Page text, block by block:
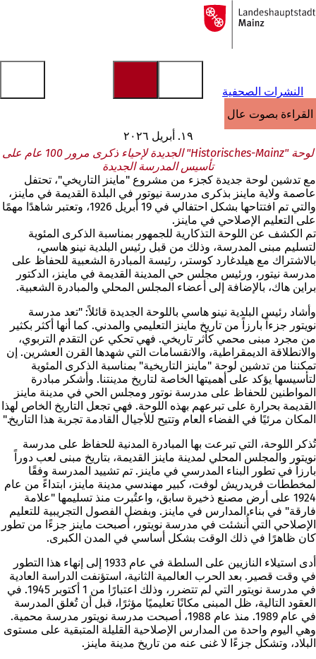
الانتقال إلى المحتوى
إلى
الصفحة
النشرات الصحفية
القراءة بصوت عالٍ
١٩. أبريل ٢٠٢٦
لوحة "Historisches-Mainz" الجديدة لإحياء ذكرى مرور 100 عام على
تأسيس المدرسة الجديدة
مع تدشين لوحة جديدة كجزء من مشروع "ماينز التاريخي"، تحتفل
عاصمة ولاية ماينز بذكرى مدرسة نيوتور في البلدة القديمة في ماينز،
والتي تم افتتاحها بشكل احتفالي في 19 أبريل 1926، وتعتبر شاهدًا مهمًا
على التعليم الإصلاحي في ماينز.
تم الكشف عن اللوحة التذكارية للجمهور بمناسبة الذكرى المئوية
لتسليم مبنى المدرسة، وذلك من قبل رئيس البلدية نينو هاسي،
بالاشتراك مع هيلدغارد كوستر، رئيسة المبادرة الشعبية للحفاظ على
مدرسة نيتور، ورئيس مجلس حي المدينة القديمة في ماينز، الدكتور
براين هاك، بالإضافة إلى أعضاء المجلس المحلي والمبادرة الشعبية.
وأشاد رئيس البلدية نينو هاسي باللوحة الجديدة قائلاً: "تعد مدرسة
نويتور جزءاً بارزاً من تاريخ ماينز التعليمي والمدني. كما أنها أكثر بكثير
من مجرد مبنى محمي كأثر تاريخي. فهي تحكي عن التقدم التربوي،
والانطلاقة الديمقراطية، والانقسامات التي شهدها القرن العشرين. إن
تمكننا من تدشين لوحة "ماينز التاريخية" بمناسبة الذكرى المئوية
لتأسيسها يؤكد على أهميتها الخاصة لتاريخ مدينتنا. وأشكر مبادرة
المواطنين للحفاظ على مدرسة نوتور ومجلس الحي في مدينة ماينز
القديمة بحرارة على تبرعهم بهذه اللوحة. فهي تجعل التاريخ الخاص لهذا
المكان مرئيًا في الفضاء العام وتتيح للأجيال القادمة تجربة هذا التاريخ."
تُذكر اللوحة، التي تبرعت بها المبادرة المدنية للحفاظ على مدرسة
نويتور والمجلس المحلي لمدينة ماينز القديمة، بتاريخ مبنى لعب دوراً
بارزاً في تطور البناء المدرسي في ماينز. تم تشييد المدرسة وفقًا
لمخططات فريدريش لوفت، كبير مهندسي مدينة ماينز، ابتداءً من عام
1924 على أرض مصنع ذخيرة سابق، واعتُبرت منذ تسليمها "علامة
فارقة" في بناء المدارس في ماينز. وبفضل الفصول التجريبية للتعليم
الإصلاحي التي أُنشئت في مدرسة نويتور، أصبحت ماينز جزءًا من تطور
كان ظاهرًا في ذلك الوقت بشكل أساسي في المدن الكبرى.
أدى استيلاء النازيين على السلطة في عام 1933 إلى إنهاء هذا التطور
في وقت قصير. بعد الحرب العالمية الثانية، استؤنفت الدراسة العادية
في مدرسة نويتور التي لم تتضرر، وذلك اعتبارًا من 1 أكتوبر 1945. في
العقود التالية، ظل المبنى مكانًا تعليميًا مؤثرًا، قبل أن تُغلق المدرسة
في عام 1989. منذ عام 1988، أصبحت مدرسة نويتور مدرسة محمية.
وهي اليوم واحدة من المدارس الإصلاحية القليلة المتبقية على مستوى
البلاد، وتشكل جزءًا لا غنى عنه من تاريخ مدينة ماينز.